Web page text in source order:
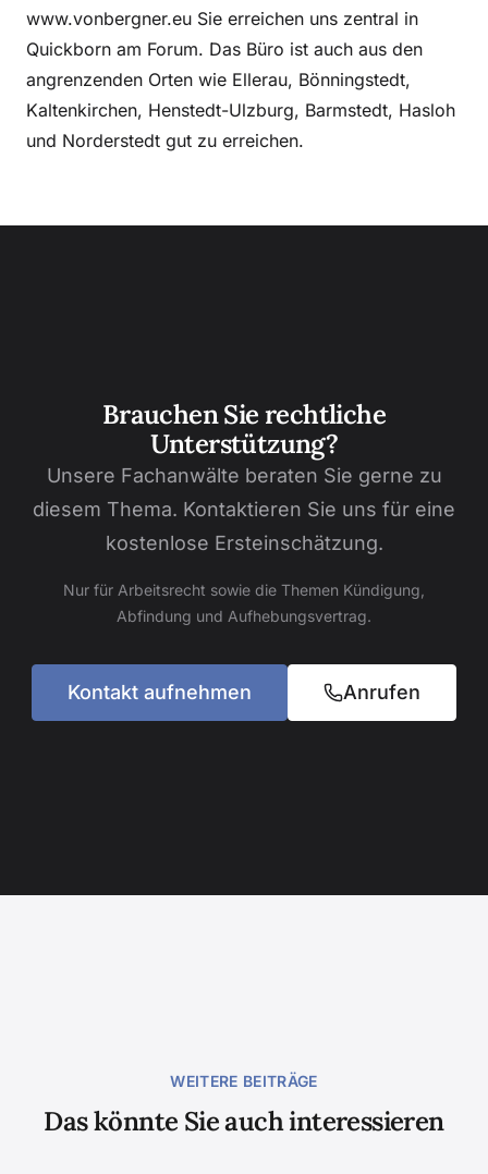
www.vonbergner.eu Sie erreichen uns zentral in
Quickborn am Forum. Das Büro ist auch aus den
angrenzenden Orten wie Ellerau, Bönningstedt,
Kaltenkirchen, Henstedt-Ulzburg, Barmstedt, Hasloh
und Norderstedt gut zu erreichen.
Brauchen Sie rechtliche
Unterstützung?
Unsere Fachanwälte beraten Sie gerne zu
diesem Thema. Kontaktieren Sie uns für eine
kostenlose Ersteinschätzung.
Nur für Arbeitsrecht sowie die Themen Kündigung,
Abfindung und Aufhebungsvertrag.
Kontakt aufnehmen Anrufen
WEITERE BEITRÄGE
Das könnte Sie auch interessieren